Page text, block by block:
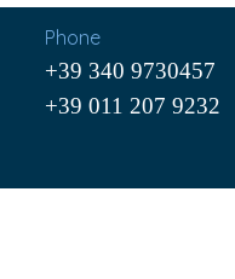
Phone
+39 340 9730457
+39 011 207 9232